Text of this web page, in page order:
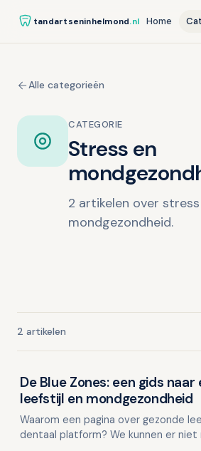
tandartseninhelmond.nl Home
Alle categorieën
CATEGORIE
Stress en
2 artikelen over
mondgezondheid.
2 artikelen
Stress en mondgezondheid
De Blue Zones: een gids
leefstijl en mondgezondheid
Waarom een pagina over gezonde
dentaal platform? We kunnen er niet